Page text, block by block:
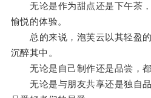
无论是作为甜点还是下午茶，
愉悦的体验。
总的来说，泡芙云以其轻盈的
沉醉其中。
无论是自己制作还是品尝，都
无论是与朋友共享还是独自品